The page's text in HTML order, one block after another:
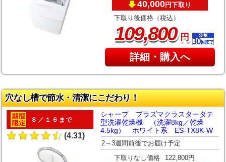
40,000円下取り
下取り後価格（税込）
109,800円
詳細・購入へ
穴なし槽で節水・清潔にこだわり！
８／１６まで
(4.31)
シャープ プラズマクラスタータテ
型洗濯乾燥機 （洗濯8kg／乾燥
4.5kg） ホワイト系 ES-TX8K-W
2～3週間前後でお届け予定
下取りなし価格 122,800円